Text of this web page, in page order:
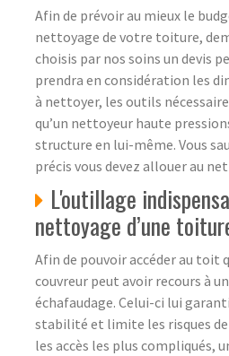
Afin de prévoir au mieux le
nettoyage de votre toiture,
choisis par nos soins un devis
prendra en considération les
à nettoyer, les outils
qu’un nettoyeur haute
structure en lui-même. Vous
précis vous devez allouer au
L'outillage
nettoyage d’une
Afin de pouvoir accéder au toit
couvreur peut avoir recours à
échafaudage. Celui-ci lui
stabilité et limite les risques
les accès les plus compliqués,